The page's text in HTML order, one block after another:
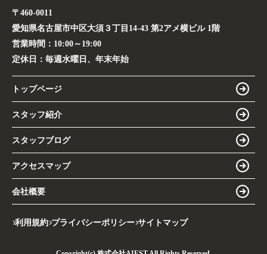
〒460-0011
愛知県名古屋市中区大須３丁目14-43 第2アメ横ビル 1階
営業時間： 10:00～19:00
定休日： 毎週水曜日、年末年始
トップページ
スタッフ紹介
スタッフブログ
アクセスマップ
会社概要
利用規約 プライバシーポリシー サイトマップ